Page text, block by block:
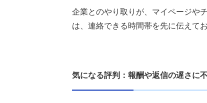
企業とのやり取りが、マイページや
は、連絡できる時間帯を先に伝えて
気になる評判：報酬や返信の遅さに